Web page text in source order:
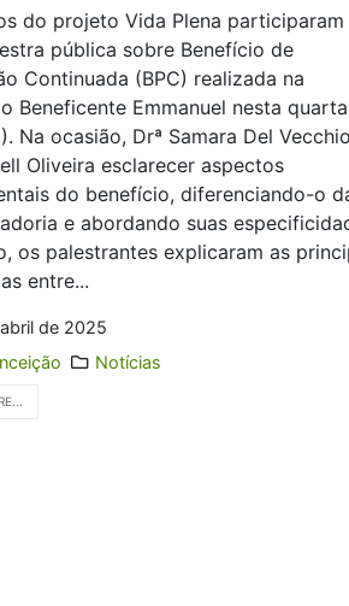
do projeto Vida Plena participaram
pública sobre Benefício de
Continuada (BPC) realizada na
Beneficente Emmanuel nesta
Na ocasião, Drª Samara Del
Oliveira esclarecer aspectos
do benefício, diferenciando-o
e abordando suas
os palestrantes explicaram as
entre...
de 2025
Notícias